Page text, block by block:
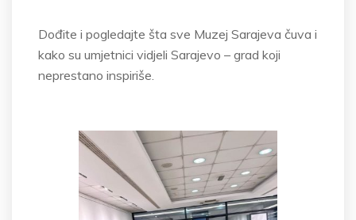
Dođite i pogledajte šta sve Muzej Sarajeva čuva i
kako su umjetnici vidjeli Sarajevo – grad koji
neprestano inspiriše.